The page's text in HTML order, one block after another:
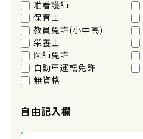
准看護師
保育士
教員免許(小中高)
栄養士
医師免許
自動車運転免許
無資格
自由記入欄